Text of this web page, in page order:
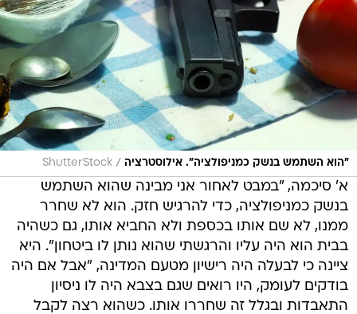
"הוא השתמש בנשק כמניפולציה". אילוסטרציה /
ShutterStock
א' סיכמה, "במבט לאחור אני מבינה שהוא השתמש
בנשק כמניפולציה, כדי להרגיש חזק. הוא לא שחרר
ממנו, לא שם אותו בכספת ולא החביא אותו, גם כשהיה
בבית הוא היה עליו והרגשתי שהוא נותן לו ביטחון". היא
ציינה כי לבעלה היה רישיון מטעם המדינה, "אבל אם היה
בודקים לעומק, היו רואים שגם בצבא היה לו ניסיון
התאבדות ובגלל זה שחררו אותו. כשהוא רצה לקבל